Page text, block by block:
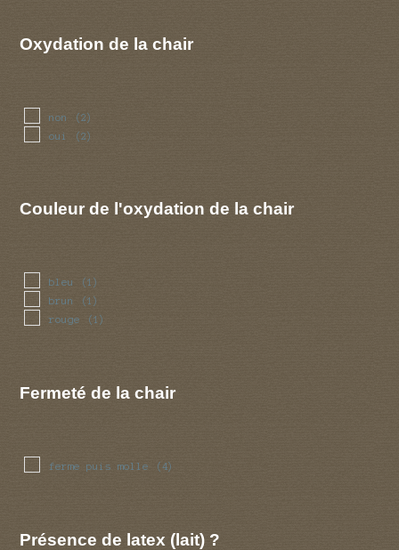
Oxydation de la chair
non (2)
oui (2)
Couleur de l'oxydation de la chair
bleu (1)
brun (1)
rouge (1)
Fermeté de la chair
ferme puis molle (4)
Présence de latex (lait) ?